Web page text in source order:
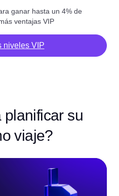
ganar hasta un 4% de
ventajas VIP
niveles VIP
planificar su
viaje?